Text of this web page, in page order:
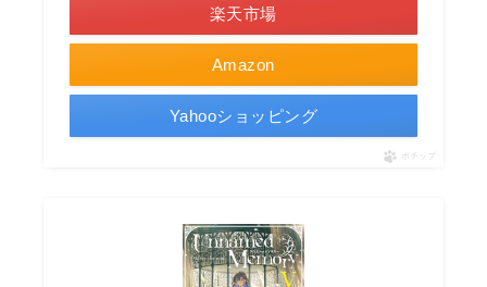
Amazon
楽天市場
Yahooショッピング
ポチップ